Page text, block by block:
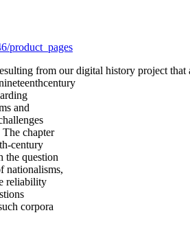
from our digital history project
and
chapter
century
the question
nationalisms,
reliability
corpora